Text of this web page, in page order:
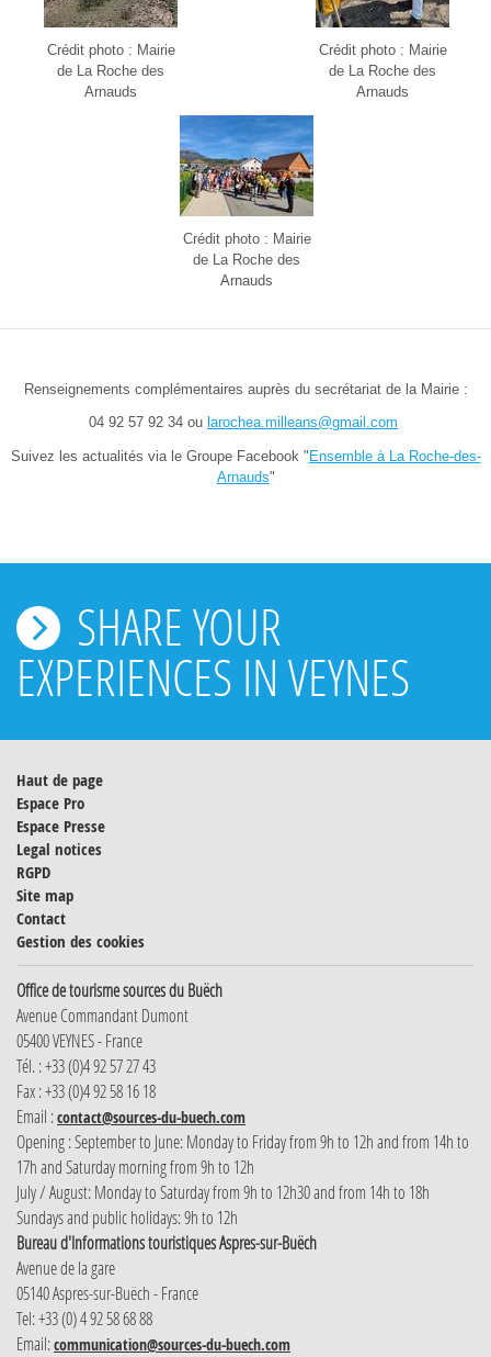
Crédit photo : Mairie
de La Roche des
Arnauds
Crédit photo : Mairie
de La Roche des
Arnauds
Crédit photo : Mairie
de La Roche des
Arnauds
Renseignements complémentaires auprès du secrétariat de la Mairie :
04 92 57 92 34 ou larochea.milleans@gmail.com
Suivez les actualités via le Groupe Facebook " Ensemble à La Roche-des-
Arnauds"
SHARE YOUR
EXPERIENCES IN VEYNES
Haut de page
Espace Pro
Espace Presse
Legal notices
RGPD
Site map
Contact
Gestion des cookies
Office de tourisme sources du Buëch
Avenue Commandant Dumont
05400 VEYNES - France
Tél. : +33 (0)4 92 57 27 43
Fax : +33 (0)4 92 58 16 18
Email :contact@sources-du-buech.com
Opening : September to June: Monday to Friday from 9h to 12h and from 14h to
17h and Saturday morning from 9h to 12h
July / August: Monday to Saturday from 9h to 12h30 and from 14h to 18h
Sundays and public holidays: 9h to 12h
Bureau d'Informations touristiques Aspres-sur-Buëch
Avenue de la gare
05140 Aspres-sur-Buëch - France
Tel: +33 (0) 4 92 58 68 88
Email:communication@sources-du-buech.com